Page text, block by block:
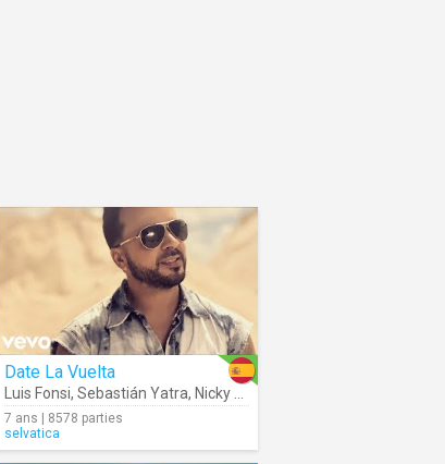
Date La Vuelta
Luis Fonsi, Sebastián Yatra, Nicky Jam
7 ans | 8578 parties
selvatica